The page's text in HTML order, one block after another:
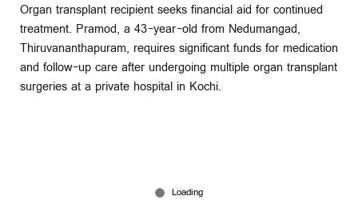
Organ transplant recipient seeks financial aid for continued
treatment. Pramod, a 43-year-old from Nedumangad,
Thiruvananthapuram, requires significant funds for medication
and follow-up care after undergoing multiple organ transplant
surgeries at a private hospital in Kochi.